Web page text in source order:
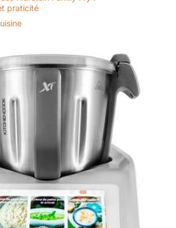
praticité